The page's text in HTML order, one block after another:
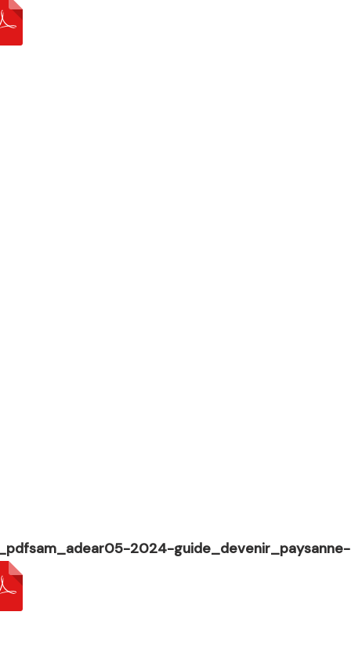
2024-